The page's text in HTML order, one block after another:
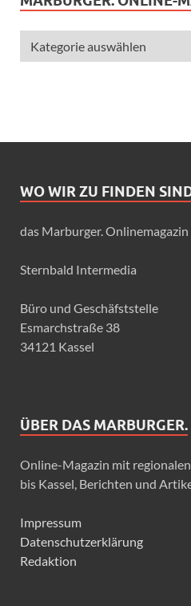
WO WIR ZU FINDEN
das Marburger. Onlinemagazin
Sternbald Intermedia
Büro und Geschäfststelle
Esmarchstraße 38
34121 Kassel
ÜBER DAS MARBURGER.
Online-Magazin mit
bis Kassel, Berichten und
Impressum
Datenschutzerklärung
Redaktion